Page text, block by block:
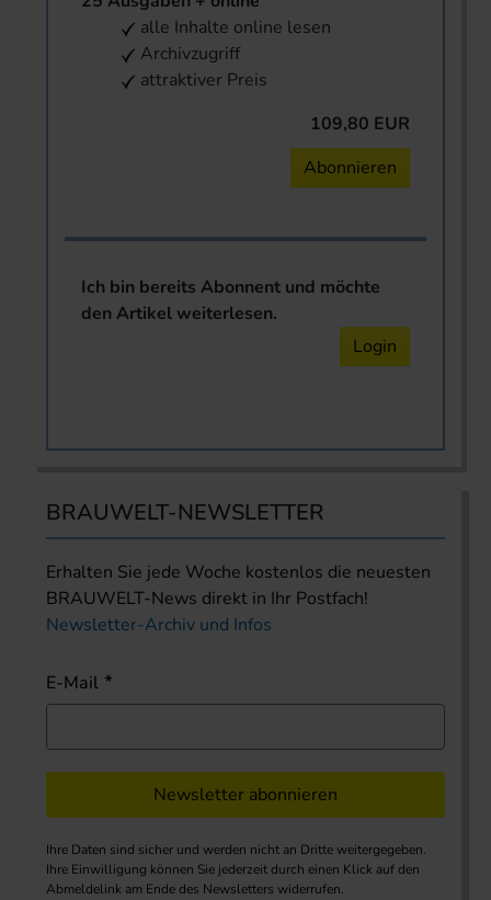
alle Inhalte online lesen
Archivzugriff
attraktiver Preis
109,80 EUR
Abonnieren
Ich bin bereits Abonnent und möchte
den Artikel weiterlesen.
Login
BRAUWELT-NEWSLETTER
Erhalten Sie jede Woche kostenlos die neuesten
BRAUWELT-News direkt in Ihr Postfach!
Newsletter-Archiv und Infos
E-Mail
Newsletter abonnieren
Ihre Daten sind sicher und werden nicht an Dritte weitergegeben.
Ihre Einwilligung können Sie jederzeit durch einen Klick auf den
Abmeldelink am Ende des Newsletters widerrufen.